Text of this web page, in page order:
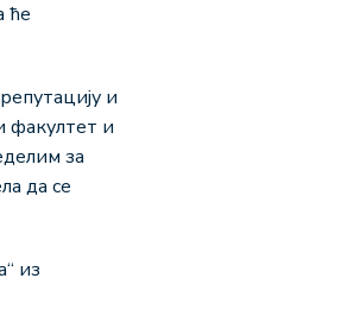
ће
и
факултет и
за
да се
из